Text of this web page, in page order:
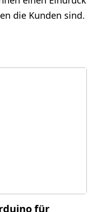
die Kunden sind.
für